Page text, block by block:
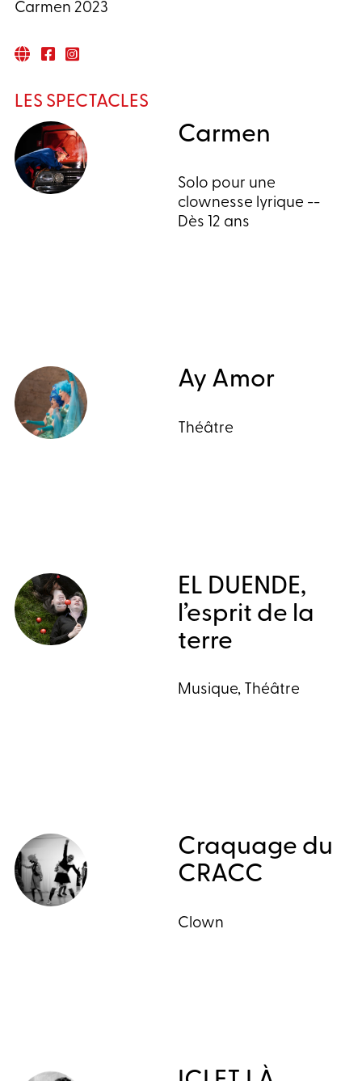
Carmen 2023
LES SPECTACLES
Carmen
Solo pour une
clownesse lyrique --
Dès 12 ans
Ay Amor
Théâtre
EL DUENDE,
l’esprit de la
terre
Musique, Théâtre
Craquage du
CRACC
Clown